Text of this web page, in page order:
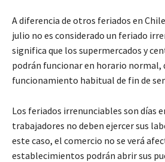
A diferencia de otros feriados en
julio no es considerado un feriado
significa que los supermercados y
podrán funcionar en horario normal,
funcionamiento habitual de fin de
Los feriados irrenunciables son días
trabajadores no deben ejercer sus
este caso, el comercio no se verá
establecimientos podrán abrir sus